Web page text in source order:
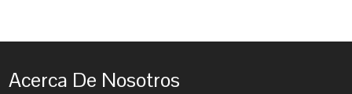
Acerca De Nosotros